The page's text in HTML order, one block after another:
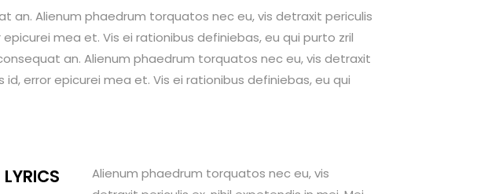
an. Alienum phaedrum torquatos nec eu, vis detraxit periculis
mea et. Vis ei rationibus definiebas, eu qui purto zril
an. Alienum phaedrum torquatos nec eu, vis detraxit
error epicurei mea et. Vis ei rationibus definiebas, eu qui
LYRICS
Alienum phaedrum torquatos nec eu, vis